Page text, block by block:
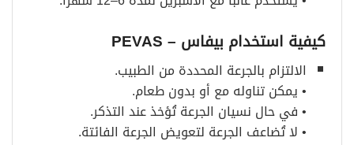
كيفية استخدام بيفاس – PEVAS
الالتزام بالجرعة المحددة من الطبيب.
• يمكن تناوله مع أو بدون طعام.
• في حال نسيان الجرعة تُؤخذ عند التذكر.
• لا تُضاعف الجرعة لتعويض الجرعة الفائتة.